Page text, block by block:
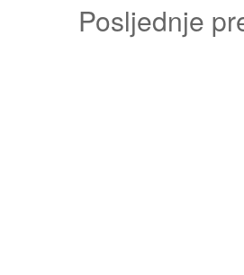
Posljednje